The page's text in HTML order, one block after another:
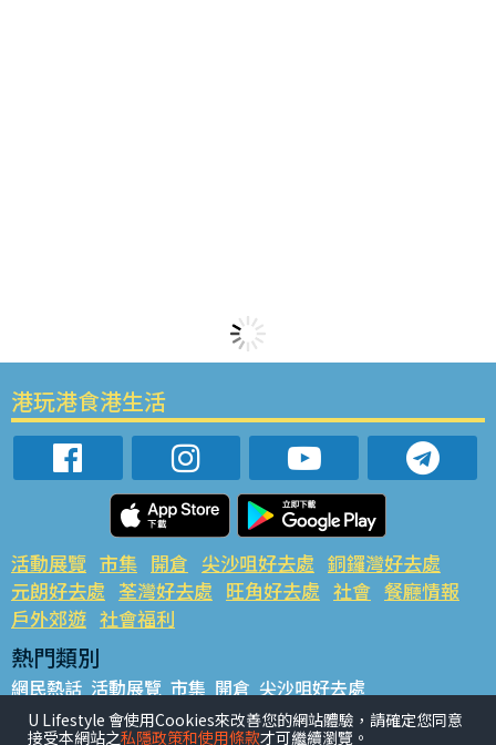
港玩港食港生活
活動展覽 市集 開倉 尖沙咀好去處 銅鑼灣好去處
元朗好去處 荃灣好去處 旺角好去處 社會 餐廳情報
戶外郊遊 社會福利
熱門類別
網民熱話 活動展覽 市集 開倉 尖沙咀好去處
銅鑼灣好去處 元朗好去處 荃灣好去處 旺角好去處 社會
U Lifestyle 會使用Cookies來改善您的網站體驗，請確定您同意
接受本網站之私隱政策和使用條款才可繼續瀏覽。